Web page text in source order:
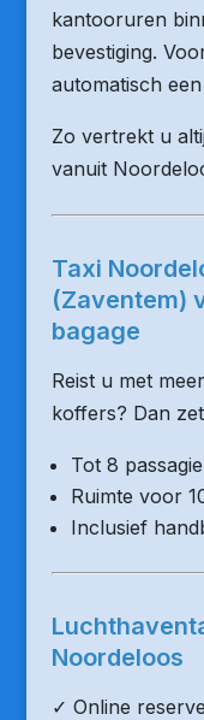
kantooruren
bevestiging.
automatisch
Zo vertrekt u
vanuit
Taxi
(Zaventem)
bagage
Reist u met
koffers? Dan
Tot 8
Ruimte voor
Inclusief
Noordeloos
✓ Online